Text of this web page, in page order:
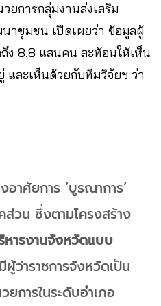
ยการกลุ่มงานส่งเสริม
าชุมชน เปิดเผยว่า ข้อมูลผู้
ง 8.8 แสนคน สะท้อนให้เห็น
ละเห็นด้วยกับทีมวิจัยฯ ว่า
อาศัยการ ‘บูรณาการ’
ส่วน ซึ่งตามโครงสร้าง
ารงานจังหวัดแบบ
ว่าราชการจังหวัดเป็น
ยการในระดับอำเภอ